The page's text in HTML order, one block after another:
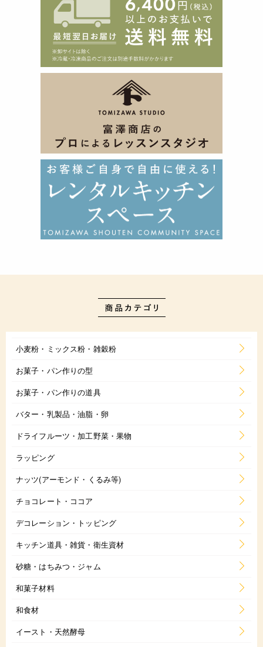
小麦粉・ミックス粉・雑穀粉
お菓子・パン作りの型
お菓子・パン作りの道具
バター・乳製品・油脂・卵
ドライフルーツ・加工野菜・果物
ラッピング
ナッツ(アーモンド・くるみ等)
チョコレート・ココア
デコレーション・トッピング
キッチン道具・雑貨・衛生資材
砂糖・はちみつ・ジャム
和菓子材料
和食材
イースト・天然酵母